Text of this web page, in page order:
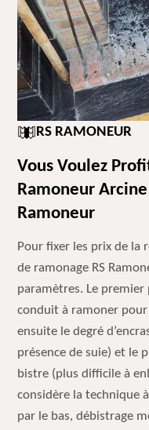
RS RAMONEUR
Vous Voulez
Ramoneur Arcine
Ramoneur
Pour fixer les prix de la
de ramonage RS
paramètres. Le
conduit à ramoner
ensuite le degré
présence de suie) et le
bistre (plus difficile à
considère la technique
par le bas, débistrage